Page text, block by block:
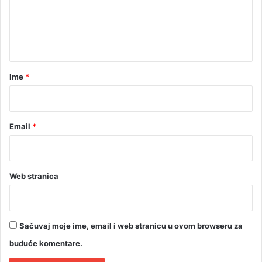
a
o
č
m
a
rIme *
Email *
Web stranica
Sačuvaj moje ime, email i web stranicu u ovom browseru za
buduće komentare.